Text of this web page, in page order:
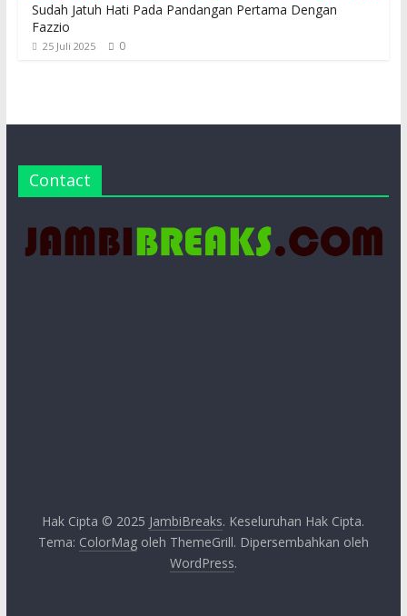
Sudah Jatuh Hati Pada Pandangan Pertama Dengan
Fazzio
25 Juli 2025 0
Contact
Hak Cipta © 2025 JambiBreaks. Keseluruhan Hak Cipta.
Tema: ColorMagoleh ThemeGrill. Dipersembahkan oleh
WordPress.